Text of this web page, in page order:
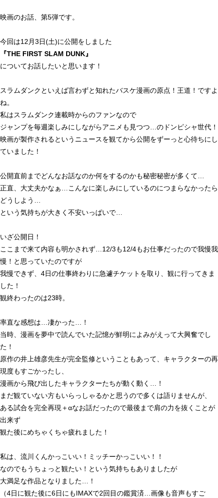
映画のお話、第5弾です。
今回は12月3日(土)に公開をしました
『THE FIRST SLAM DUNK』
についてお話したいと思います！
スラムダンクといえば言わずと知れたバスケ漫画の原点！王道！ですよ
ね。
私はスラムダンク連載時からのファンなので
ジャンプを毎週楽しみにしながらアニメも見つつ…のドンピシャ世代！
映画が製作されるというニュースを観てから公開をずーっと心待ちにし
ていました！
公開直前までどんなお話なのか何をするのかも秘密秘密が多くて…
正直、大丈夫かなぁ…こんなに楽しみにしているのにつまらなかったら
どうしよう…
という気持ちが大きく不安いっぱいで…
いざ公開日！
ここまで来て内容も明かされず…12/3も12/4もお仕事だったので我慢我
慢！と思っていたのですが
我慢できず、4日の仕事終わりに急遽チケットを取り、観に行ってきま
した！
観終わったのは23時。
率直な感想は…凄かった…！
当時、漫画を夢中で読んでいた記憶が鮮明によみがえって大興奮でし
た！
原作の井上雄彦先生が完全監修ということもあって、キャラクターの再
現度もすごかったし、
漫画から飛び出したキャラクターたちが動く動く…！
まだ観ていない方もいらっしゃるかと思うので多くは語りませんが、
ある試合を完全再現＋αなお話だったので最後まで肩の力を抜くことが
出来ず
観た後にめちゃくちゃ疲れました！
私は、流川くんかっこいい！ミッチーかっこいい！！
なのでもうちょっと観たい！という気持ちもありましたが
大満足な作品となりました…！
（4日に観た後に6日にもIMAXで2回目の鑑賞済…画像も音声もすご